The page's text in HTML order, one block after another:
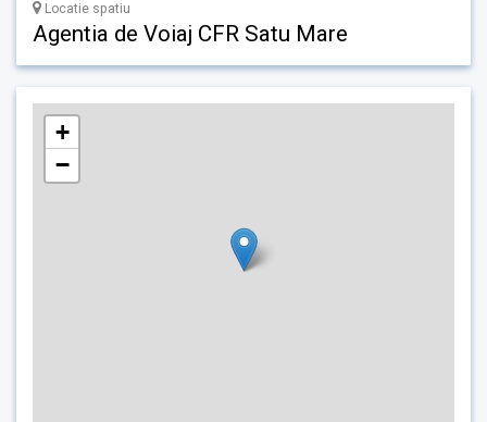
Locatie spatiu
Agentia de Voiaj CFR Satu Mare
+
−